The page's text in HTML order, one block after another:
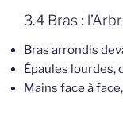
3.4 Bras :
Bras arrondis
Épaules lourdes,
Mains face à